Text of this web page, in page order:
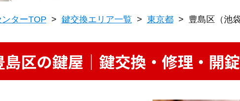
ターTOP > 鍵交換エリア一覧 > 東京都 > 豊島区（池
島区の鍵屋｜鍵交換・修理・開